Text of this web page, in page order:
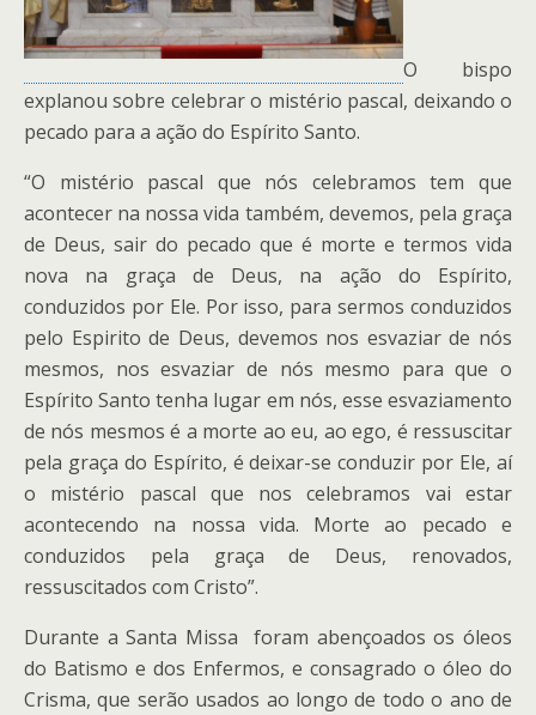
O bispo
explanou sobre celebrar o mistério pascal, deixando o
pecado para a ação do Espírito Santo.
“O mistério pascal que nós celebramos tem que
acontecer na nossa vida também, devemos, pela graça
de Deus, sair do pecado que é morte e termos vida
nova na graça de Deus, na ação do Espírito,
conduzidos por Ele. Por isso, para sermos conduzidos
pelo Espirito de Deus, devemos nos esvaziar de nós
mesmos, nos esvaziar de nós mesmo para que o
Espírito Santo tenha lugar em nós, esse esvaziamento
de nós mesmos é a morte ao eu, ao ego, é ressuscitar
pela graça do Espírito, é deixar-se conduzir por Ele, aí
o mistério pascal que nos celebramos vai estar
acontecendo na nossa vida. Morte ao pecado e
conduzidos pela graça de Deus, renovados,
ressuscitados com Cristo”.
Durante a Santa Missa foram abençoados os óleos
do Batismo e dos Enfermos, e consagrado o óleo do
Crisma, que serão usados ao longo de todo o ano de